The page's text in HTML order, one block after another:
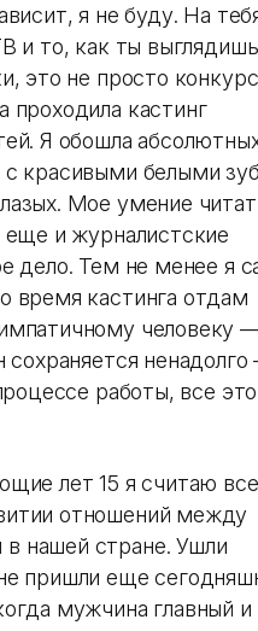
я не буду. На
и то, как ты
это не просто конкурс
кастинг
Я обошла
красивыми белыми
Мое умение
и журналистские
дело. Тем не менее я
время кастинга отдам
человеку
сохраняется
работы, все это
лет 15 я считаю
отношений между
нашей стране. Ушли
пришли еще
мужчина главный и